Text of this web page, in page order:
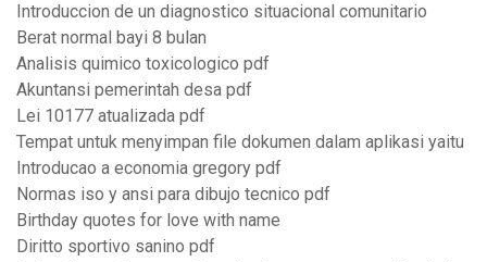
Introduccion de un diagnostico situacional comunitario
Berat normal bayi 8 bulan
Analisis quimico toxicologico pdf
Akuntansi pemerintah desa pdf
Lei 10177 atualizada pdf
Tempat untuk menyimpan file dokumen dalam aplikasi yaitu
Introducao a economia gregory pdf
Normas iso y ansi para dibujo tecnico pdf
Birthday quotes for love with name
Diritto sportivo sanino pdf